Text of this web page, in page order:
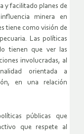
y facilitado planes de
minera en
tiene como visión de
Las políticas
tienen que ver las
involucradas, al
orientada a
en una relación
públicas que
que respete al